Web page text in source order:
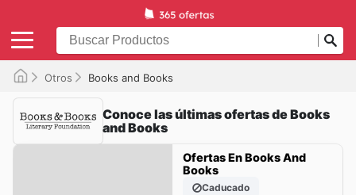
Otros Books and Books
Conoce las últimas ofertas de Books
and Books
Ofertas En Books And
Books
Caducado